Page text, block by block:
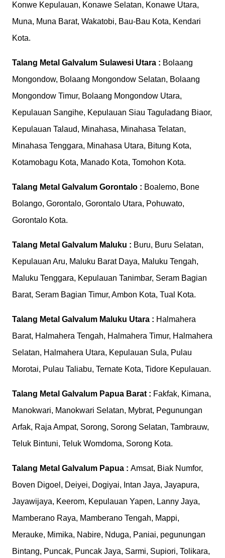
Konwe Kepulauan, Konawe Selatan, Konawe Utara,
Muna, Muna Barat, Wakatobi, Bau-Bau Kota, Kendari
Kota.
Talang Metal Galvalum Sulawesi Utara : Bolaang
Mongondow, Bolaang Mongondow Selatan, Bolaang
Mongondow Timur, Bolaang Mongondow Utara,
Kepulauan Sangihe, Kepulauan Siau Taguladang Biaor,
Kepulauan Talaud, Minahasa, Minahasa Telatan,
Minahasa Tenggara, Minahasa Utara, Bitung Kota,
Kotamobagu Kota, Manado Kota, Tomohon Kota.
Talang Metal Galvalum Gorontalo : Boalemo, Bone
Bolango, Gorontalo, Gorontalo Utara, Pohuwato,
Gorontalo Kota.
Talang Metal Galvalum Maluku : Buru, Buru Selatan,
Kepulauan Aru, Maluku Barat Daya, Maluku Tengah,
Maluku Tenggara, Kepulauan Tanimbar, Seram Bagian
Barat, Seram Bagian Timur, Ambon Kota, Tual Kota.
Talang Metal Galvalum Maluku Utara : Halmahera
Barat, Halmahera Tengah, Halmahera Timur, Halmahera
Selatan, Halmahera Utara, Kepulauan Sula, Pulau
Morotai, Pulau Taliabu, Ternate Kota, Tidore Kepulauan.
Talang Metal Galvalum Papua Barat : Fakfak, Kimana,
Manokwari, Manokwari Selatan, Mybrat, Pegunungan
Arfak, Raja Ampat, Sorong, Sorong Selatan, Tambrauw,
Teluk Bintuni, Teluk Womdoma, Sorong Kota.
Talang Metal Galvalum Papua : Amsat, Biak Numfor,
Boven Digoel, Deiyei, Dogiyai, Intan Jaya, Jayapura,
Jayawijaya, Keerom, Kepulauan Yapen, Lanny Jaya,
Mamberano Raya, Mamberano Tengah, Mappi,
Merauke, Mimika, Nabire, Nduga, Paniai, pegunungan
Bintang, Puncak, Puncak Jaya, Sarmi, Supiori, Tolikara,